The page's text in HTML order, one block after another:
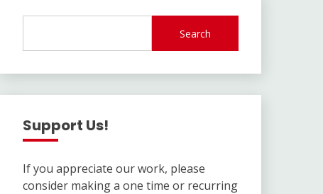
Search
Support Us!
If you appreciate our work, please
consider making a one time or recurring